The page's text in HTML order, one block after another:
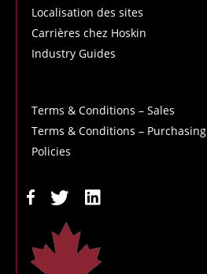
Localisation des sites
Carrières chez Hoskin
Industry Guides
Terms & Conditions – Sales
Terms & Conditions – Purchasing
Policies